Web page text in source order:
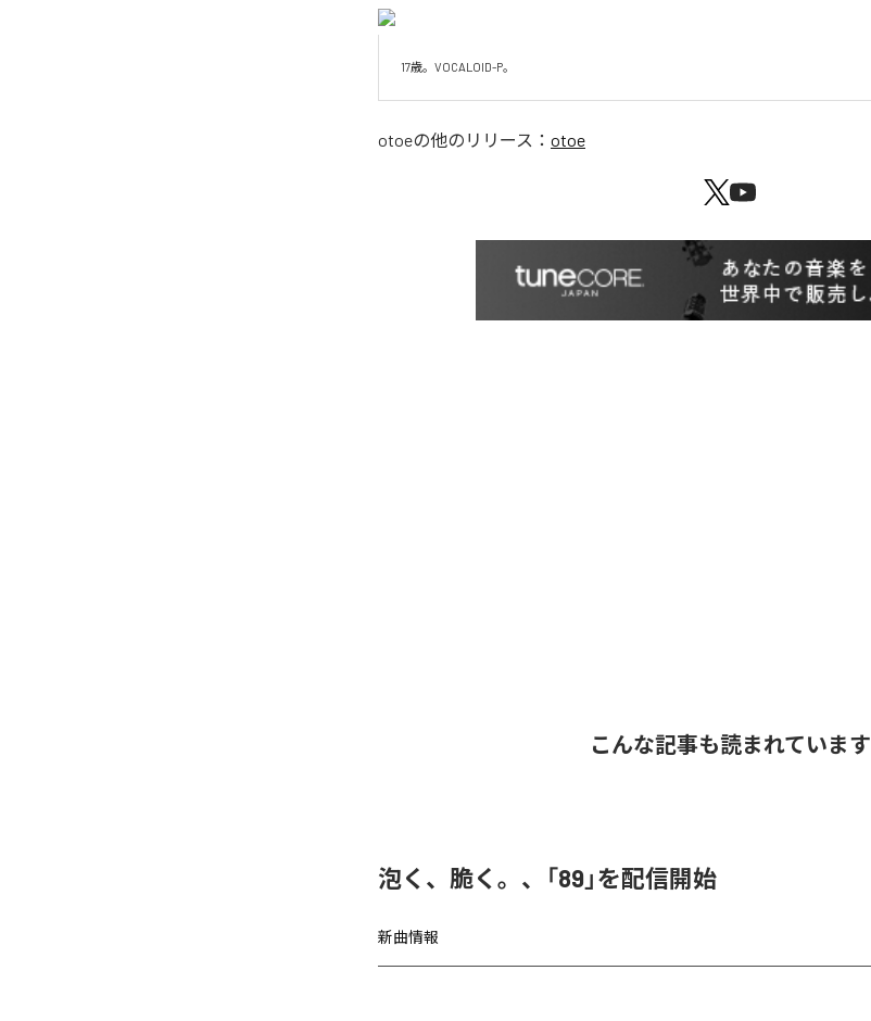
17歳。VOCALOID-P。
otoeの他のリリース： otoe
こんな記事も読まれています
泡く、脆く。、「89」を配信開始
新曲情報